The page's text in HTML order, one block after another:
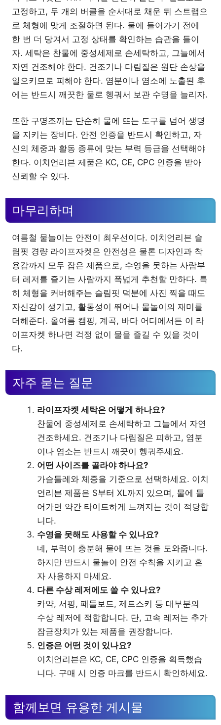
고정하고, 두 개의 버클을 순서대로 채운 뒤 스트랩으
로 체형에 맞게 조절하면 된다. 물에 들어가기 전에
한 번 더 당겨서 고정 상태를 확인하는 습관을 들이
자. 세탁은 찬물에 중성세제로 손세탁하고, 그늘에서
자연 건조해야 한다. 건조기나 다림질은 원단 손상을
일으키므로 피해야 한다. 염분이나 염소에 노출된 후
에는 반드시 깨끗한 물로 헹궈서 보관 수명을 늘리자.
또한 구명조끼는 단순히 물에 뜨는 도구를 넘어 생명
을 지키는 장비다. 안전 인증을 반드시 확인하고, 자
신의 체중과 활동 종류에 맞는 부력 등급을 선택해야
한다. 이치언리븐 제품은 KC, CE, CPC 인증을 받아
신뢰할 수 있다.
마무리하며
여름철 물놀이는 안전이 최우선이다. 이치언리븐 슬
림핏 경량 라이프자켓은 안전성은 물론 디자인과 착
용감까지 모두 잡은 제품으로, 수영을 못하는 사람부
터 레저를 즐기는 사람까지 폭넓게 추천할 만하다. 특
히 체형을 커버해주는 슬림핏 덕분에 사진 찍을 때도
자신감이 생기고, 활동성이 뛰어나 물놀이의 재미를
더해준다. 올여름 캠핑, 계곡, 바다 어디에서든 이 라
이프자켓 하나면 걱정 없이 물을 즐길 수 있을 것이
다.
자주 묻는 질문
라이프자켓 세탁은 어떻게 하나요?
찬물에 중성세제로 손세탁하고 그늘에서 자연
건조하세요. 건조기나 다림질은 피하고, 염분
이나 염소는 반드시 깨끗이 헹궈주세요.
어떤 사이즈를 골라야 하나요?
가슴둘레와 체중을 기준으로 선택하세요. 이치
언리븐 제품은 S부터 XL까지 있으며, 물에 들
어가면 약간 타이트하게 느껴지는 것이 적당합
니다.
수영을 못해도 사용할 수 있나요?
네, 부력이 충분해 물에 뜨는 것을 도와줍니다.
하지만 반드시 물놀이 안전 수칙을 지키고 혼
자 사용하지 마세요.
다른 수상 레저에도 쓸 수 있나요?
카약, 서핑, 패들보드, 제트스키 등 대부분의
수상 레저에 적합합니다. 단, 고속 레저는 추가
잠금장치가 있는 제품을 권장합니다.
인증은 어떤 것이 있나요?
이치언리븐은 KC, CE, CPC 인증을 획득했습
니다. 구매 시 인증 마크를 반드시 확인하세요.
함께보면 유용한 게시물